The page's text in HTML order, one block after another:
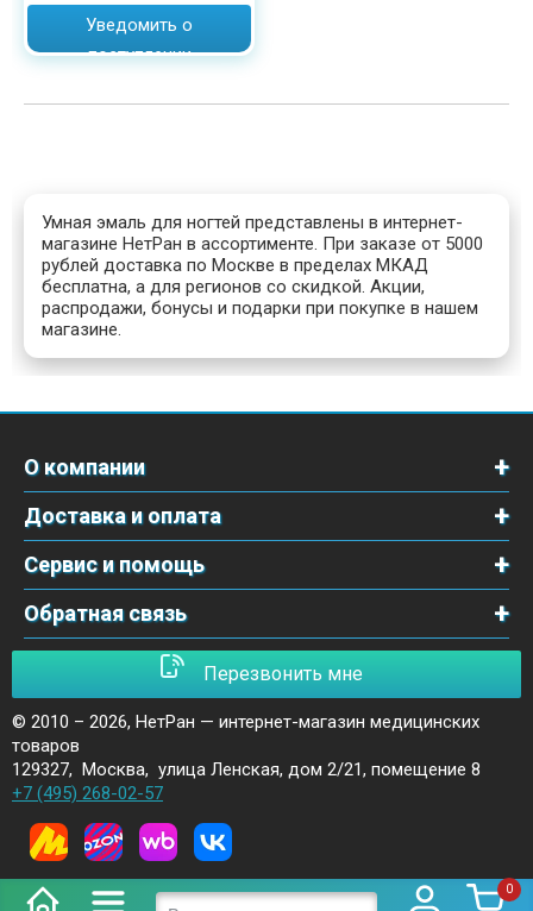
0
Уведомить о
поступлении
Умная эмаль для ногтей представлены в интернет-
магазине НетРан в ассортименте. При заказе от 5000
рублей доставка по Москве в пределах МКАД
бесплатна, а для регионов со скидкой. Акции,
распродажи, бонусы и подарки при покупке в нашем
магазине.
О компании
Доставка и оплата
Сервис и помощь
Обратная связь
Перезвонить мне
© 2010 – 2026, НетРан — интернет-магазин медицинских
товаров
129327, Москва, улица Ленская, дом 2/21, помещение 8
+7 (495) 268-02-57